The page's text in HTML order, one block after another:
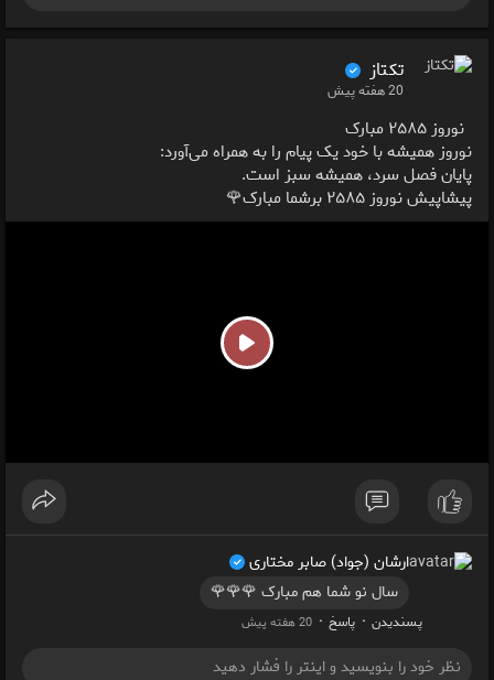
تکتاز ‌
20 هفته پیش
نوروز ۲۵۸۵ مبارک
نوروز همیشه با خود یک پیام را به همراه می‌آورد:
پایان فصل سرد، همیشه سبز است.
پیشاپیش نوروز ۲۵۸۵ برشما مبارک🌹
y
ارشان (جواد) صابر مختاری
سال نو شما هم مبارک 🌹🌹🌹
پسندیدن · پاسخ · 20 هفته پیش